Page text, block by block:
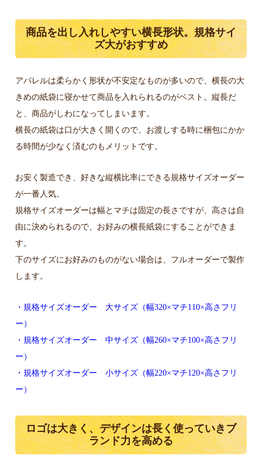
商品を出し入れしやすい横長形状。規格サイ
ズ大がおすすめ
アパレルは柔らかく形状が不安定なものが多いので、横長の大
きめの紙袋に寝かせて商品を入れられるのがベスト。縦長だ
と、商品がしわになってしまいます。
横長の紙袋は口が大きく開くので、お渡しする時に梱包にかか
る時間が少なく済むのもメリットです。
お安く製造でき、好きな縦横比率にできる規格サイズオーダー
が一番人気。
規格サイズオーダーは幅とマチは固定の長さですが、高さは自
由に決められるので、お好みの横長紙袋にすることができま
す。
下のサイズにお好みのものがない場合は、フルオーダーで製作
します。
・規格サイズオーダー 大サイズ（幅320×マチ110×高さフリ
ー）
・規格サイズオーダー 中サイズ（幅260×マチ100×高さフリ
ー）
・規格サイズオーダー 小サイズ（幅220×マチ120×高さフリ
ー）
ロゴは大きく、デザインは長く使っていきブ
ランド力を高める